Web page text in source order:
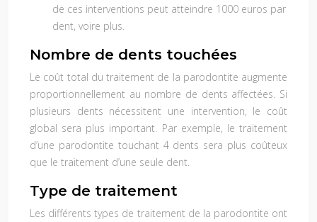
de ces interventions peut atteindre 1000 euros par
dent, voire plus.
Nombre de dents touchées
Le coût total du traitement de la parodontite augmente
proportionnellement au nombre de dents affectées. Si
plusieurs dents nécessitent une intervention, le coût
global sera plus important. Par exemple, le traitement
d’une parodontite touchant 4 dents sera plus coûteux
que le traitement d’une seule dent.
Type de traitement
Les différents types de traitement de la parodontite ont